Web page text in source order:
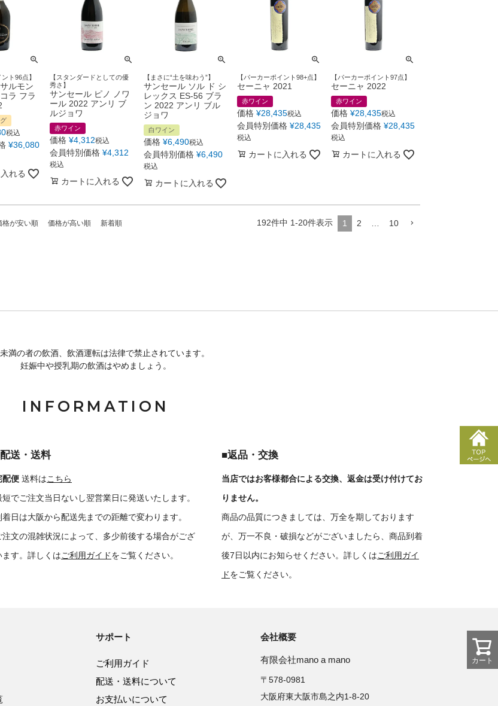
ト96点】
ルモン
ラ フラ
税込
¥36,080
れる
【スタンダードとしての優
秀さ】
サンセール ピノ ノワ
ール 2022 アンリ ブ
ルジョワ
赤ワイン
価格 ¥4,312税込
会員特別価格 ¥4,312
税込
カートに入れる
【まさに“土を味わう”】
サンセール ソル ド シ
レックス ES-56 ブラ
ン 2022 アンリ ブル
ジョワ
白ワイン
価格 ¥6,490税込
会員特別価格 ¥6,490
税込
カートに入れる
【パーカーポイント98+点】
セーニャ 2021
赤ワイン
価格 ¥28,435税込
会員特別価格 ¥28,435
税込
カートに入れる
【パーカーポイント97点】
セーニャ 2022
赤ワイン
価格 ¥28,435税込
会員特別価格 ¥28,435
税込
カートに入れる
格が安い順 価格が高い順 新着順 192件中 1-20件表示 1 2 10
カート
満の者の飲酒、飲酒運転は法律で禁止されています。
妊娠中や授乳期の飲酒はやめましょう。
INFORMATION
送・送料
配便 送料はこちら
短でご注文当日ないし翌営業日に発送いたします。
着日は大阪から配送先までの距離で変わります。
注文の混雑状況によって、多少前後する場合がござ
ます。詳しくはご利用ガイドをご覧ください。
■返品・交換
当店ではお客様都合による交換、返金は受け付けてお
りません。
商品の品質につきましては、万全を期しております
が、万一不良・破損などがございましたら、商品到着
後7日以内にお知らせください。詳しくはご利用ガイ
ドをご覧ください。
サポート
ご利用ガイド
配送・送料について
お支払いについて
会社概要
有限会社mano a mano
〒578-0981
大阪府東大阪市島之内1-8-20